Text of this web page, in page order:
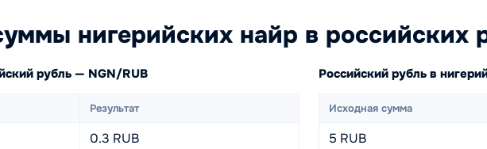
нигерийских найр в российских
рубль — NGN/RUB
Результат
0.3 RUB
Российский рубль в
Исходная сумма
5 RUB